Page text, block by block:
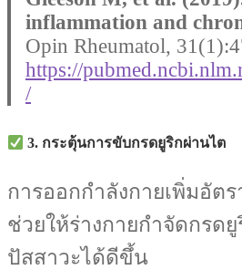
inflammation and
Opin Rheumatol,
https://
/
3. กระตุ้นการขับกรดยูริกผ่านไต
การออกกำลังกายเพิ่มอัต
ช่วยให้ร่างกายกำจัดกรด
ปัสสาวะได้ดีขึ้น